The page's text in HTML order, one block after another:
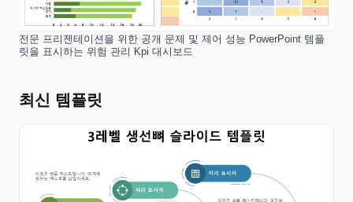
전문 프리젠테이션을 위한 공개 문제 및 제어 성능 PowerPoint 템플
릿을 표시하는 위험 관리 Kpi 대시보드
최신 템플릿